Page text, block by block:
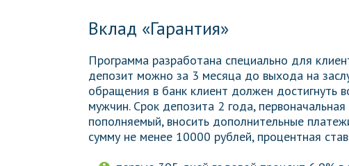
Вклад «Гарантия»
Программа разработана специально для
депозит можно за 3 месяца до выхода на
обращения в банк клиент должен
мужчин. Срок депозита 2 года,
пополняемый, вносить дополнительные
сумму не менее 10000 рублей, процентная